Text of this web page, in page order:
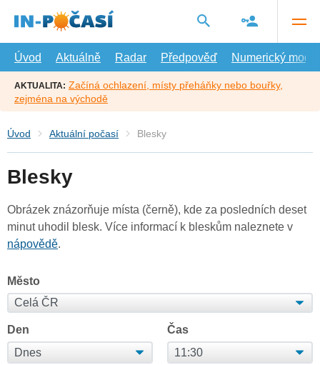
hlavní
Úvod
Aktuálně Radar Předpověď Numerický model
AKTUALITA: Začíná ochlazení, místy přeháňky nebo bouřky,
zejména na východě
Úvod Aktuální počasí Blesky
Blesky
Obrázek znázorňuje místa (černě), kde za posledních deset
minut uhodil blesk. Více informací k bleskům naleznete v
nápovědě.
Město
Den Čas